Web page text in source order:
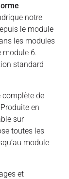
notre
le module
les modules
module 6.
standard
de
en
sur
toutes les
module
et